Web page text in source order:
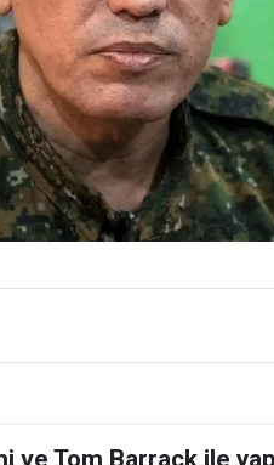
ve Tom Barrack ile